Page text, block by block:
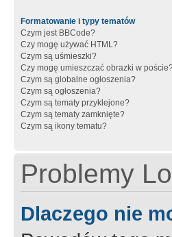
Formatowanie i typy tematów
Czym jest BBCode?
Czy mogę używać HTML?
Czym są uśmieszki?
Czy mogę umieszczać obrazki w
Czym są globalne ogłoszenia?
Czym są ogłoszenia?
Czym są tematy przyklejone?
Czym są tematy zamknięte?
Czym są ikony tematu?
Problemy
Dlaczego nie